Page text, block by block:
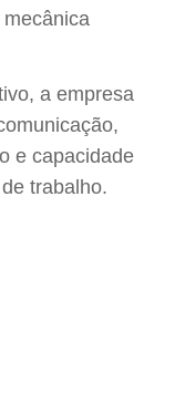
a empresa
e capacidade
trabalho.